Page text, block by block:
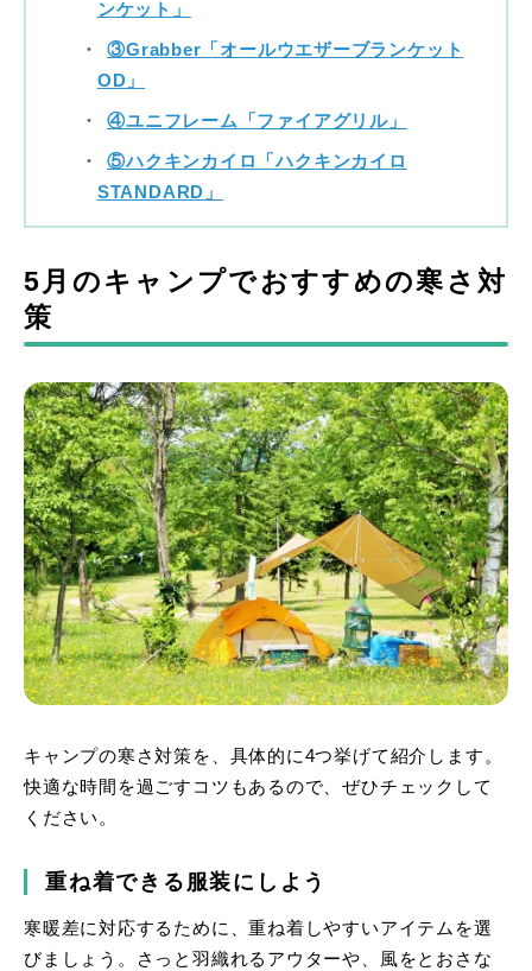
ンケット」
③Grabber「オールウエザーブランケット
OD」
④ユニフレーム「ファイアグリル」
⑤ハクキンカイロ「ハクキンカイロ
STANDARD」
5月のキャンプでおすすめの寒さ対
策
キャンプの寒さ対策を、具体的に4つ挙げて紹介します。
快適な時間を過ごすコツもあるので、ぜひチェックして
ください。
重ね着できる服装にしよう
寒暖差に対応するために、重ね着しやすいアイテムを選
びましょう。さっと羽織れるアウターや、風をとおさな